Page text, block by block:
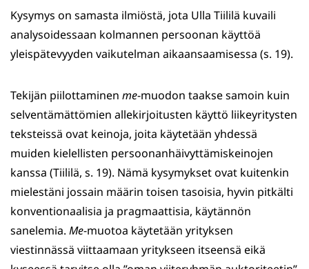
Kysymys on samasta ilmiöstä, jota Ulla Tiililä kuvaili
analysoidessaan kolmannen persoonan käyttöä
yleispätevyyden vaikutelman aikaansaamisessa (s. 19).
Tekijän piilottaminen me-muodon taakse samoin kuin
selventämättömien allekirjoitusten käyttö liikeyritysten
teksteissä ovat keinoja, joita käytetään yhdessä
muiden kielellisten persoonanhäivyttämiskeinojen
kanssa (Tiililä, s. 19). Nämä kysymykset ovat kuitenkin
mielestäni jossain määrin toisen tasoisia, hyvin pitkälti
konventionaalisia ja pragmaattisia, käytännön
sanelemia. Me-muotoa käytetään yrityksen
viestinnässä viittaamaan yritykseen itseensä eikä